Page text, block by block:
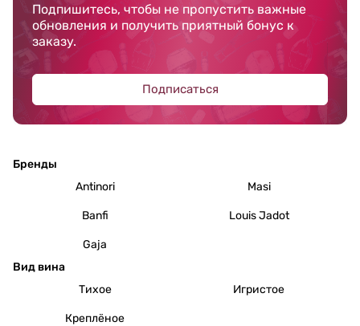
Подпишитесь, чтобы не пропустить важные
обновления и получить приятный бонус к
заказу.
Подписаться
Бренды
Antinori
Masi
Banfi Louis Jadot
Gaja
Вид вина
Тихое
Игристое
Креплёное